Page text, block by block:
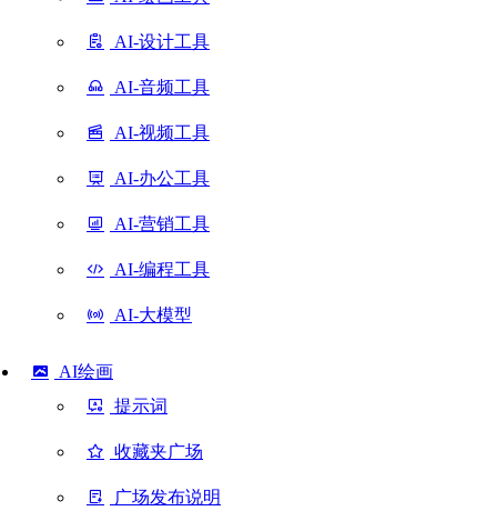
AI-设计工具
AI-音频工具
AI-视频工具
AI-办公工具
AI-营销工具
AI-编程工具
AI-大模型
AI绘画
提示词
收藏夹广场
广场发布说明